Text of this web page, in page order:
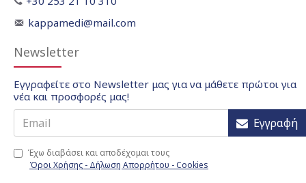
kappamedi@mail.com
Newsletter
Εγγραφείτε στο Newsletter μας για να μάθετε πρώτοι για
νέα και προσφορές μας!
Εγγραφή
Έχω διαβάσει και αποδέχομαι τους
Όροι Χρήσης - Δήλωση Απορρήτου - Cookies